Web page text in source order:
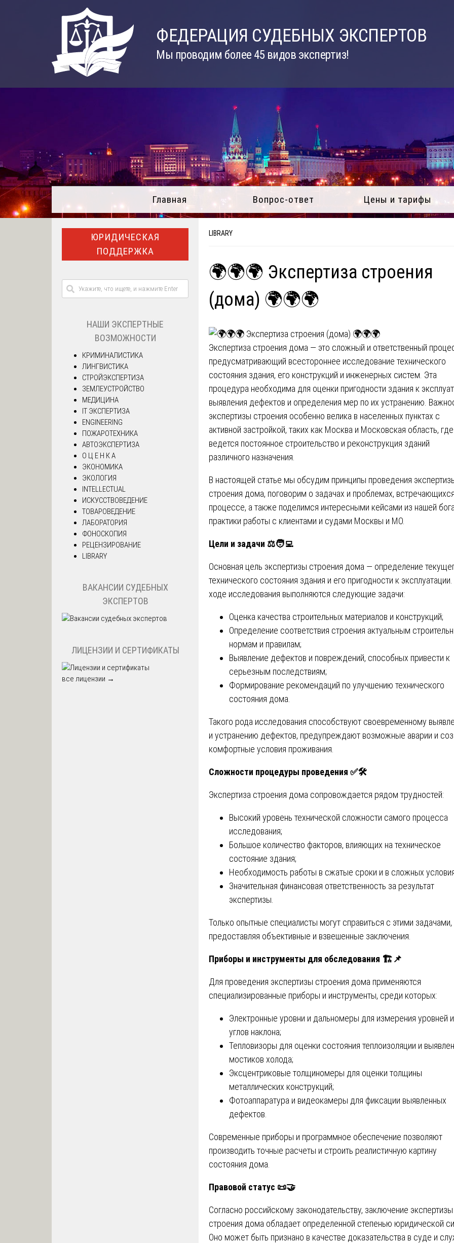
ФЕДЕРАЦИЯ СУДЕБНЫХ ЭКСПЕРТОВ
Мы проводим более 45 видов экспертиз!
Главная Вопрос-ответ Цены и тарифы
LIBRARY
🌍🌍🌍 Экспертиза строения
(дома) 🌍🌍🌍
Экспертиза строения дома — это сложный и ответственный
предусматривающий всестороннее исследование технического
состояния здания, его конструкций и инженерных систем. Эта
процедура необходима для оценки пригодности здания к
выявления дефектов и определения мер по их устранению.
экспертизы строения особенно велика в населенных пунктах с
активной застройкой, таких как Москва и Московская область, где
ведется постоянное строительство и реконструкция зданий
различного назначения.
В настоящей статье мы обсудим принципы проведения
строения дома, поговорим о задачах и проблемах,
процессе, а также поделимся интересными кейсами из нашей
практики работы с клиентами и судами Москвы и МО.
Цели и задачи ⚖️🧑‍💻
Основная цель экспертизы строения дома — определение
технического состояния здания и его пригодности к
ходе исследования выполняются следующие задачи:
Оценка качества строительных материалов и конструкций;
Определение соответствия строения актуальным
нормам и правилам;
Выявление дефектов и повреждений, способных привести к
серьезным последствиям;
Формирование рекомендаций по улучшению технического
состояния дома.
Такого рода исследования способствуют своевременному
и устранению дефектов, предупреждают возможные аварии и
комфортные условия проживания.
Сложности процедуры проведения ✅🛠️
Экспертиза строения дома сопровождается рядом трудностей:
Высокий уровень технической сложности самого процесса
исследования;
Большое количество факторов, влияющих на техническое
состояние здания;
Необходимость работы в сжатые сроки и в сложных
Значительная финансовая ответственность за результат
экспертизы.
Только опытные специалисты могут справиться с этими задачами,
предоставляя объективные и взвешенные заключения.
Приборы и инструменты для обследования 🏗️📌
Для проведения экспертизы строения дома применяются
специализированные приборы и инструменты, среди которых:
Электронные уровни и дальномеры для измерения уровней и
углов наклона;
Тепловизоры для оценки состояния теплоизоляции и
мостиков холода;
Эксцентриковые толщиномеры для оценки толщины
металлических конструкций;
Фотоаппаратура и видеокамеры для фиксации выявленных
дефектов.
Современные приборы и программное обеспечение позволяют
производить точные расчеты и строить реалистичную картину
состояния дома.
Правовой статус 📜🤝
Согласно российскому законодательству, заключение экспертизы
строения дома обладает определенной степенью юридической
Оно может быть признано в качестве доказательства в суде и
ЮРИДИЧЕСКАЯ
ПОДДЕРЖКА
НАШИ ЭКСПЕРТНЫЕ
ВОЗМОЖНОСТИ
КРИМИНАЛИСТИКА
ЛИНГВИСТИКА
СТРОЙЭКСПЕРТИЗА
ЗЕМЛЕУСТРОЙСТВО
МЕДИЦИНА
IT ЭКСПЕРТИЗА
ENGINEERING
ПОЖАРОТЕХНИКА
АВТОЭКСПЕРТИЗА
О Ц Е Н К А
ЭКОНОМИКА
ЭКОЛОГИЯ
INTELLECTUAL
ИСКУССТВОВЕДЕНИЕ
ТОВАРОВЕДЕНИЕ
ЛАБОРАТОРИЯ
ФОНОСКОПИЯ
РЕЦЕНЗИРОВАНИЕ
LIBRARY
ВАКАНСИИ СУДЕБНЫХ
ЭКСПЕРТОВ
ЛИЦЕНЗИИ И СЕРТИФИКАТЫ
все лицензии →